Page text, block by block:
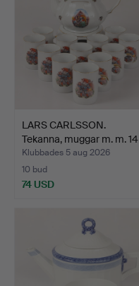
LARS CARLSSON.
Tekanna, muggar m. m. 14
st…
Klubbades 5 aug 2026
10 bud
74 USD